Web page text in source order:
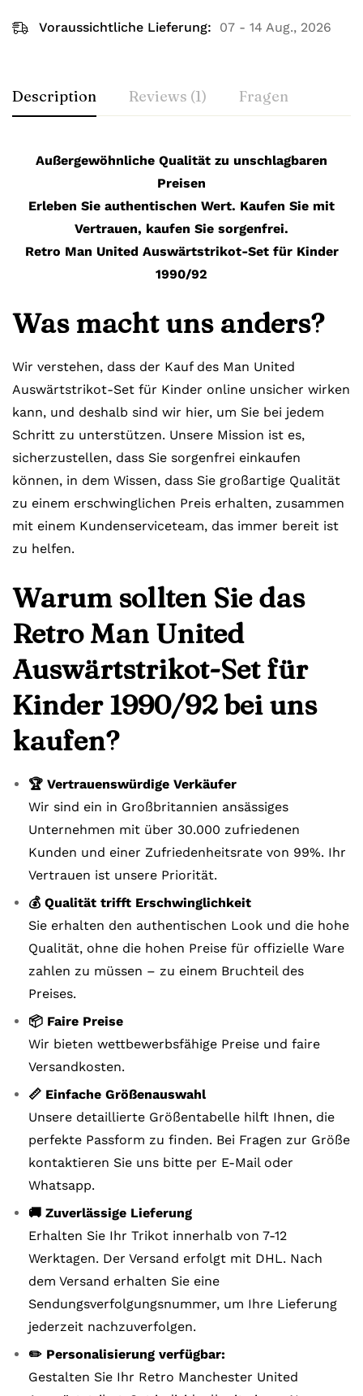
Voraussichtliche Lieferung: 07 - 14 Aug., 2026
Description Reviews (1) Fragen
Außergewöhnliche Qualität zu unschlagbaren
Preisen
Erleben Sie authentischen Wert. Kaufen Sie mit
Vertrauen, kaufen Sie sorgenfrei.
Retro Man United Auswärtstrikot-Set für Kinder
1990/92
Was macht uns anders?
Wir verstehen, dass der Kauf des Man United
Auswärtstrikot-Set für Kinder online unsicher wirken
kann, und deshalb sind wir hier, um Sie bei jedem
Schritt zu unterstützen. Unsere Mission ist es,
sicherzustellen, dass Sie sorgenfrei einkaufen
können, in dem Wissen, dass Sie großartige Qualität
zu einem erschwinglichen Preis erhalten, zusammen
mit einem Kundenserviceteam, das immer bereit ist
zu helfen.
Warum sollten Sie das
Retro Man United
Auswärtstrikot-Set für
Kinder 1990/92 bei uns
kaufen?
🏆 Vertrauenswürdige Verkäufer
Wir sind ein in Großbritannien ansässiges
Unternehmen mit über 30.000 zufriedenen
Kunden und einer Zufriedenheitsrate von 99%. Ihr
Vertrauen ist unsere Priorität.
💰 Qualität trifft Erschwinglichkeit
Sie erhalten den authentischen Look und die hohe
Qualität, ohne die hohen Preise für offizielle Ware
zahlen zu müssen – zu einem Bruchteil des
Preises.
📦 Faire Preise
Wir bieten wettbewerbsfähige Preise und faire
Versandkosten.
📏 Einfache Größenauswahl
Unsere detaillierte Größentabelle hilft Ihnen, die
perfekte Passform zu finden. Bei Fragen zur Größe
kontaktieren Sie uns bitte per E-Mail oder
Whatsapp.
🚚 Zuverlässige Lieferung
Erhalten Sie Ihr Trikot innerhalb von 7-12
Werktagen. Der Versand erfolgt mit DHL. Nach
dem Versand erhalten Sie eine
Sendungsverfolgungsnummer, um Ihre Lieferung
jederzeit nachzuverfolgen.
✏️ Personalisierung verfügbar:
Gestalten Sie Ihr Retro Manchester United